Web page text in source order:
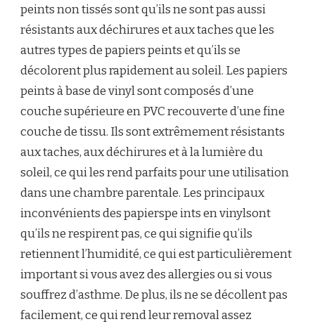
peints non tissés sont qu’ils ne sont pas aussi
résistants aux déchirures et aux taches que les
autres types de papiers peints et qu’ils se
décolorent plus rapidement au soleil. Les papiers
peints à base de vinyl sont composés d’une
couche supérieure en PVC recouverte d’une fine
couche de tissu. Ils sont extrêmement résistants
aux taches, aux déchirures et à la lumière du
soleil, ce qui les rend parfaits pour une utilisation
dans une chambre parentale. Les principaux
inconvénients des papierspe ints en vinylsont
qu’ils ne respirent pas, ce qui signifie qu’ils
retiennent l’humidité, ce qui est particulièrement
important si vous avez des allergies ou si vous
souffrez d’asthme. De plus, ils ne se décollent pas
facilement, ce qui rend leur removal assez